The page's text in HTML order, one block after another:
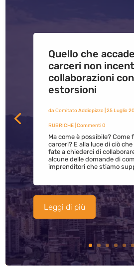
Quello che
carceri non
collaborazioni
estorsioni
da Comitato Addiopizzo| 25 Luglio
RUBRICHE| Commenti 0
Ma come è possibile? Come
carceri? E alla luce di ciò
fate a chiederci di
alcune delle domande di
imprenditori che stiamo
Leggi di più